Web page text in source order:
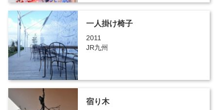
一人掛け椅子
2011
JR九州
宿り木